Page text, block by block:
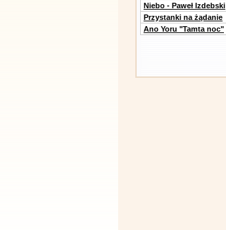
Niebo - Paweł Izdebski
Przystanki na żądanie
Ano Yoru "Tamta noc"